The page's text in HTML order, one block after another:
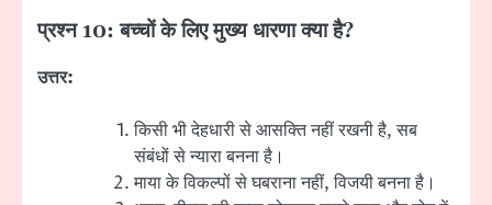
प्रश्न 10: बच्चों के लिए मुख्य धारणा क्या है?
उत्तर:
किसी भी देहधारी से आसक्ति नहीं रखनी है, सब
संबंधों से न्यारा बनना है।
माया के विकल्पों से घबराना नहीं, विजयी बनना है।